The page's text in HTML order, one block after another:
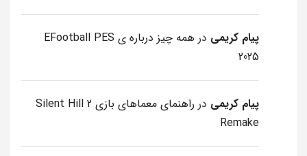
پیام کریمی در
همه چیز درباره ی EFootball PES
2025
پیام کریمی در
راهنمای معماهای بازی Silent Hill 2
Remake